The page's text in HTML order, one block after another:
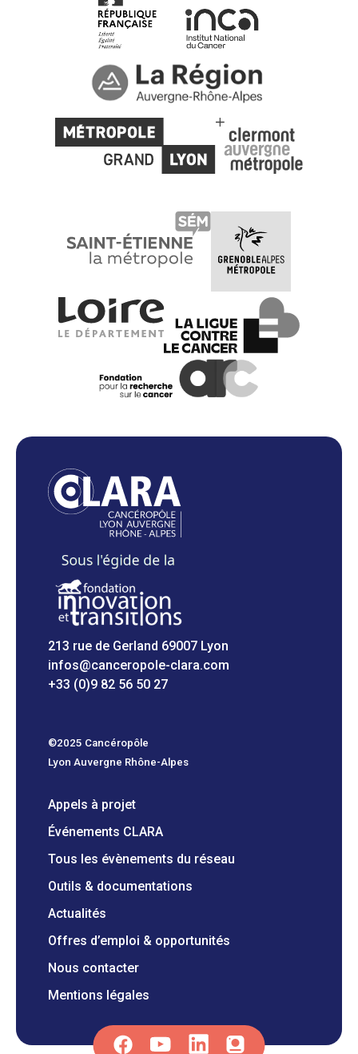
213 rue de Gerland 69007 Lyon
infos@canceropole-clara.com
+33 (0)9 82 56 50 27
©2025 Cancéropôle
Lyon Auvergne Rhône-Alpes
Appels à projet
Événements CLARA
Tous les évènements du réseau
Outils & documentations
Actualités
Offres d’emploi & opportunités
Nous contacter
Mentions légales